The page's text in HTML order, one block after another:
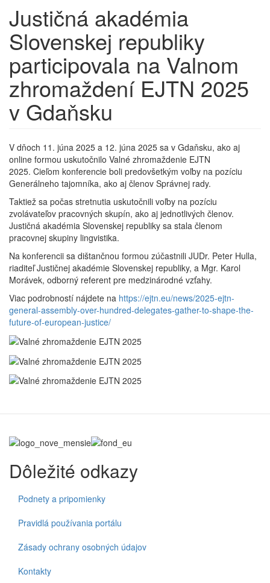
Justičná akadémia
Slovenskej republiky
participovala na Valnom
zhromaždení EJTN 2025
v Gdaňsku
V dňoch 11. júna 2025 a 12. júna 2025 sa v Gdaňsku, ako aj
online formou uskutočnilo Valné zhromaždenie EJTN
2025. Cieľom konferencie boli predovšetkým voľby na pozíciu
Generálneho tajomníka, ako aj členov Správnej rady.
Taktiež sa počas stretnutia uskutočnili voľby na pozíciu
zvolávateľov pracovných skupín, ako aj jednotlivých členov.
Justičná akadémia Slovenskej republiky sa stala členom
pracovnej skupiny lingvistika.
Na konferencii sa dištančnou formou zúčastnili JUDr. Peter Hulla,
riaditeľ Justičnej akadémie Slovenskej republiky, a Mgr. Karol
Morávek, odborný referent pre medzinárodné vzťahy.
Viac podrobností nájdete na https://ejtn.eu/news/2025-ejtn-
general-assembly-over-hundred-delegates-gather-to-shape-the-
future-of-european-justice/
Dôležité odkazy
Podnety a pripomienky
Pravidlá používania portálu
Zásady ochrany osobných údajov
Kontakty